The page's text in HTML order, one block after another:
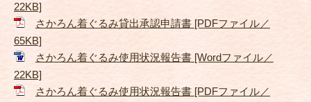
22KB]
さかろん着ぐるみ貸出承認申請書 [PDFファイル／
65KB]
さかろん着ぐるみ使用状況報告書 [Wordファイル／
22KB]
さかろん着ぐるみ使用状況報告書 [PDFファイル／